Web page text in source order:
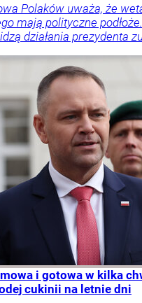
Polaków uważa, że
mają polityczne
działania prezydenta
i gotowa w kilka
cukinii na letnie dni